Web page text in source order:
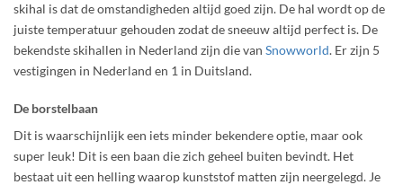
skihal is dat de omstandigheden altijd goed zijn. De hal wordt op de
juiste temperatuur gehouden zodat de sneeuw altijd perfect is. De
bekendste skihallen in Nederland zijn die van Snowworld. Er zijn 5
vestigingen in Nederland en 1 in Duitsland.
De borstelbaan
Dit is waarschijnlijk een iets minder bekendere optie, maar ook
super leuk! Dit is een baan die zich geheel buiten bevindt. Het
bestaat uit een helling waarop kunststof matten zijn neergelegd. Je